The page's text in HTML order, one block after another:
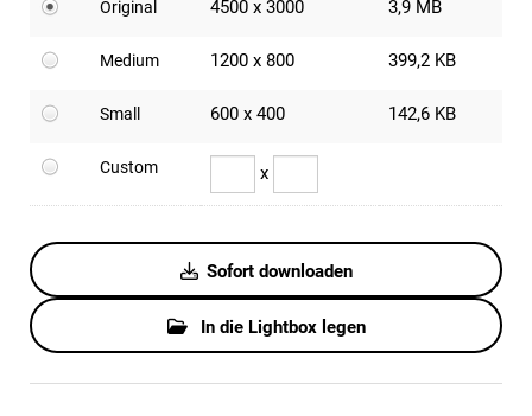
Original 4500 x 3000 3,9 MB
Medium 1200 x 800 399,2 KB
Small 600 x 400 142,6 KB
Custom x
Sofort downloaden
In die Lightbox legen